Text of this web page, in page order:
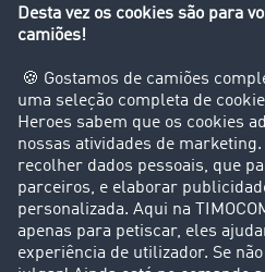
Clientes recomendam clientes
Casos de sucesso
Suporte